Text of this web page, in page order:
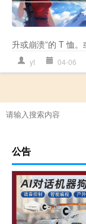
升或崩溃”的 T 恤
yt 04-06
公告